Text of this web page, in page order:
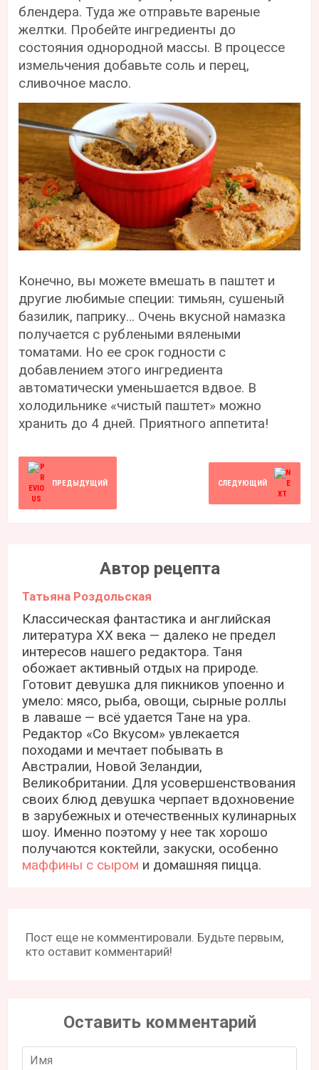
блендера. Туда же отправьте вареные
желтки. Пробейте ингредиенты до
состояния однородной массы. В процессе
измельчения добавьте соль и перец,
сливочное масло.
Конечно, вы можете вмешать в паштет и
другие любимые специи: тимьян, сушеный
базилик, паприку… Очень вкусной намазка
получается с рублеными вялеными
томатами. Но ее срок годности с
добавлением этого ингредиента
автоматически уменьшается вдвое. В
холодильнике «чистый паштет» можно
хранить до 4 дней. Приятного аппетита!
ПРЕДЫДУЩИЙ СЛЕДУЮЩИЙ
Автор рецепта
Татьяна Роздольская
Классическая фантастика и английская
литература ХХ века — далеко не предел
интересов нашего редактора. Таня
обожает активный отдых на природе.
Готовит девушка для пикников упоенно и
умело: мясо, рыба, овощи, сырные роллы
в лаваше — всё удается Тане на ура.
Редактор «Со Вкусом» увлекается
походами и мечтает побывать в
Австралии, Новой Зеландии,
Великобритании. Для усовершенствования
своих блюд девушка черпает вдохновение
в зарубежных и отечественных кулинарных
шоу. Именно поэтому у нее так хорошо
получаются коктейли, закуски, особенно
маффины с сыром и домашняя пицца.
Пост еще не комментировали. Будьте первым,
кто оставит комментарий!
Оставить комментарий